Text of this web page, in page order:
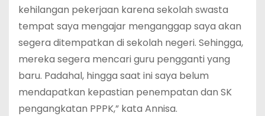
kehilangan pekerjaan karena sekolah swasta
tempat saya mengajar menganggap saya akan
segera ditempatkan di sekolah negeri. Sehingga,
mereka segera mencari guru pengganti yang
baru. Padahal, hingga saat ini saya belum
mendapatkan kepastian penempatan dan SK
pengangkatan PPPK,” kata Annisa.